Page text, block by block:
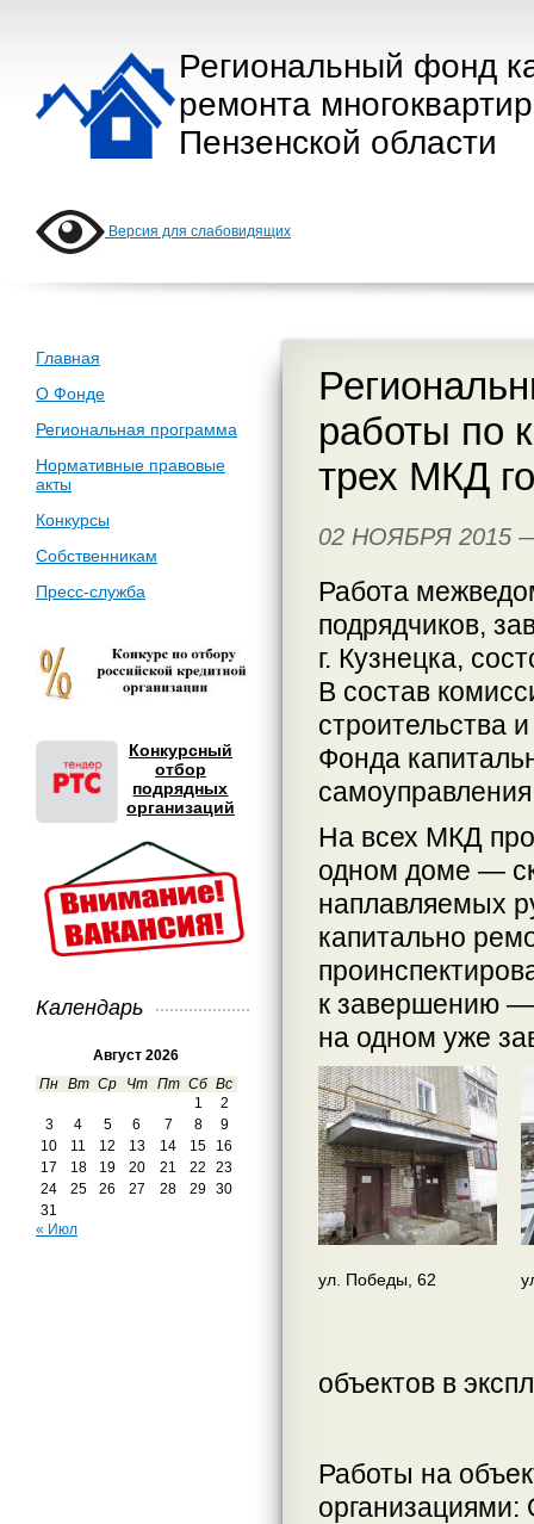
Региональный фонд
ремонта
Пензенской области
Версия для слабовидящих
Главная
О Фонде
Региональная программа
Нормативные правовые
акты
Конкурсы
Собственникам
Пресс-служба
Конкурсный
отбор
подрядных
организаций
Календарь
Август 2026
Пн Вт Ср Чт Пт Сб Вс
1
2
3
4 5 6 7 8
9
10
11 12 13 14 15
16
17
18 19 20 21 22
23
24
25 26 27 28 29
30
31
« Июл
работы по
трех МКД
02 НОЯБРЯ 2015
Работа
подрядчиков,
г. Кузнецка,
В состав
строительства
Фонда
На всех МКД
одном доме —
наплавляемых
капитально
к завершению —
на одном уже
ул. Победы, 62
объектов в
Работы на